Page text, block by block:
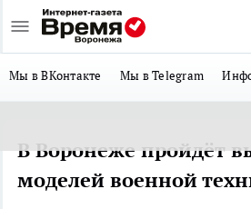
Мы в ВКонтакте Мы в Telegram
В Воронеже пройдёт
моделей военной